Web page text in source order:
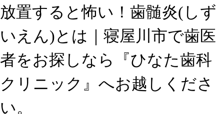
放置すると怖い！歯髄炎(しず
いえん)とは｜寝屋川市で歯医
者をお探しなら『ひなた歯科
クリニック』へお越しくださ
い。